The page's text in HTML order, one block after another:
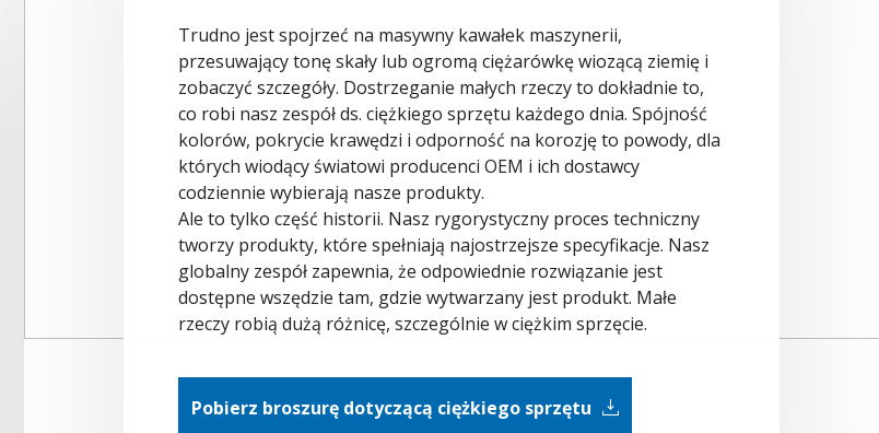
Trudno jest spojrzeć na masywny kawałek maszynerii,
przesuwający tonę skały lub ogromą ciężarówkę wiozącą ziemię i
zobaczyć szczegóły. Dostrzeganie małych rzeczy to dokładnie to,
co robi nasz zespół ds. ciężkiego sprzętu każdego dnia. Spójność
kolorów, pokrycie krawędzi i odporność na korozję to powody, dla
których wiodący światowi producenci OEM i ich dostawcy
codziennie wybierają nasze produkty.
Ale to tylko część historii. Nasz rygorystyczny proces techniczny
tworzy produkty, które spełniają najostrzejsze specyfikacje. Nasz
globalny zespół zapewnia, że odpowiednie rozwiązanie jest
dostępne wszędzie tam, gdzie wytwarzany jest produkt. Małe
rzeczy robią dużą różnicę, szczególnie w ciężkim sprzęcie.
Pobierz broszurę dotyczącą ciężkiego sprzętu